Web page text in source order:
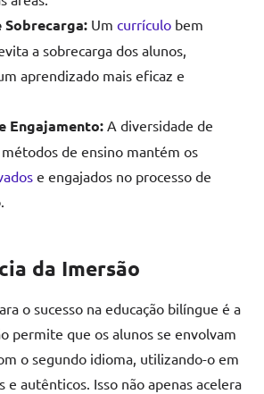
Sobrecarga: Um currículo bem
a sobrecarga dos alunos,
aprendizado mais eficaz e
Engajamento: A diversidade de
de ensino mantém os
e engajados no processo de
da Imersão
o sucesso na educação bilíngue é a
permite que os alunos se envolvam
o segundo idioma, utilizando-o em
e autênticos. Isso não apenas acelera